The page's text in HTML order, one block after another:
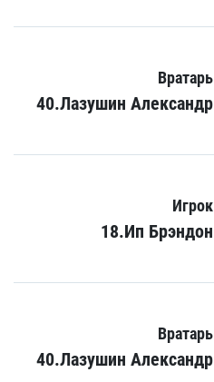
Вратарь
40.Лазушин Александр
Игрок
18.Ип Брэндон
Вратарь
40.Лазушин Александр